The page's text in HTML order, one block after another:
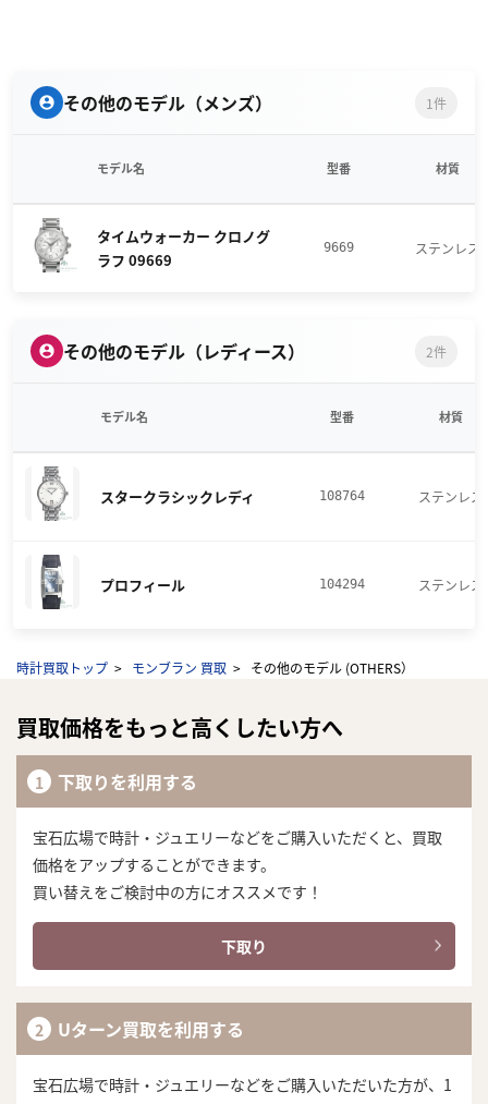
その他のモデル（メンズ） 1件
モデル名 型番 材質
タイムウォーカー クロノグ
ラフ 09669
9669 ステンレス
その他のモデル（レディース） 2件
モデル名 型番 材質
スタークラシックレディ 108764 ステンレス
プロフィール 104294 ステンレス
時計買取トップ モンブラン 買取 その他のモデル (OTHERS）
買取価格をもっと高くしたい方へ
下取りを利用する
宝石広場で時計・ジュエリーなどをご購入いただくと、買取
価格をアップすることができます。
買い替えをご検討中の方にオススメです！
下取り
Uターン買取を利用する
宝石広場で時計・ジュエリーなどをご購入いただいた方が、1